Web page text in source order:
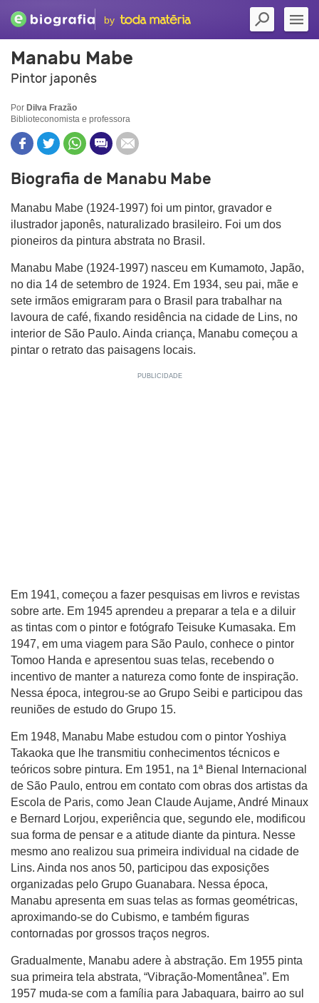
by
Manabu Mabe
Pintor japonês
Por Dilva Frazão
Biblioteconomista e professora
Biografia de Manabu Mabe
Manabu Mabe (1924-1997) foi um pintor, gravador e
ilustrador japonês, naturalizado brasileiro. Foi um dos
pioneiros da pintura abstrata no Brasil.
Manabu Mabe (1924-1997) nasceu em Kumamoto, Japão,
no dia 14 de setembro de 1924. Em 1934, seu pai, mãe e
sete irmãos emigraram para o Brasil para trabalhar na
lavoura de café, fixando residência na cidade de Lins, no
interior de São Paulo. Ainda criança, Manabu começou a
pintar o retrato das paisagens locais.
Em 1941, começou a fazer pesquisas em livros e revistas
sobre arte. Em 1945 aprendeu a preparar a tela e a diluir
as tintas com o pintor e fotógrafo Teisuke Kumasaka. Em
1947, em uma viagem para São Paulo, conhece o pintor
Tomoo Handa e apresentou suas telas, recebendo o
incentivo de manter a natureza como fonte de inspiração.
Nessa época, integrou-se ao Grupo Seibi e participou das
reuniões de estudo do Grupo 15.
Em 1948, Manabu Mabe estudou com o pintor Yoshiya
Takaoka que lhe transmitiu conhecimentos técnicos e
teóricos sobre pintura. Em 1951, na 1ª Bienal Internacional
de São Paulo, entrou em contato com obras dos artistas da
Escola de Paris, como Jean Claude Aujame, André Minaux
e Bernard Lorjou, experiência que, segundo ele, modificou
sua forma de pensar e a atitude diante da pintura. Nesse
mesmo ano realizou sua primeira individual na cidade de
Lins. Ainda nos anos 50, participou das exposições
organizadas pelo Grupo Guanabara. Nessa época,
Manabu apresenta em suas telas as formas geométricas,
aproximando-se do Cubismo, e também figuras
contornadas por grossos traços negros.
Gradualmente, Manabu adere à abstração. Em 1955 pinta
sua primeira tela abstrata, “Vibração-Momentânea”. Em
1957 muda-se com a família para Jabaquara, bairro ao sul